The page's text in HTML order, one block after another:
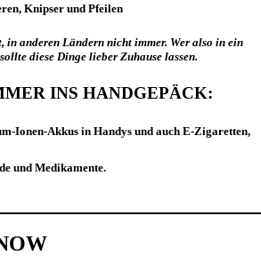
Knipser und Pfeilen
in anderen Ländern nicht immer. Wer also in ein
diese Dinge lieber Zuhause lassen.
INS HANDGEPÄCK:
Ionen-Akkus in Handys und auch E-Zigaretten,
und Medikamente.